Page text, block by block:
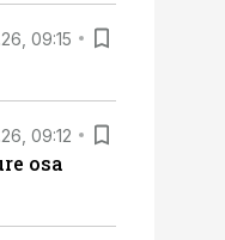
09:15
09:12
osa